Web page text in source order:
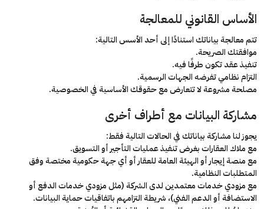
الأساس القانوني للمعالجة
تتم معالجة بياناتك استنادًا إلى أحد الأسس التالية:
موافقتك الصريحة.
تنفيذ عقد تكون طرفًا فيه.
التزام نظامي تفرضه الجهات الرسمية.
مصلحة مشروعة لا تتعارض مع حقوقك الأساسية في الخصوصية.
مشاركة البيانات مع أطراف أخرى
يجوز لنا مشاركة بياناتك في الحالات التالية فقط:
مع ملاك العقارات بغرض تنفيذ عمليات التأجير أو التسويق.
مع منصة إيجار أو الهيئة العامة للعقار أو أي جهة حكومية مختصة وفق
المتطلبات النظامية.
مع مزودي خدمات معتمدين لدى الشركة (مثل مزودي خدمات الدفع أو
الاستضافة أو الدعم الفني)، شريطة التزامهم باتفاقيات حماية البيانات.